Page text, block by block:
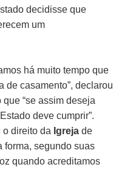
decidisse que
um
há muito tempo que
de casamento”, declarou
“se assim deseja
deve cumprir”.
o direito da Igreja de
forma, segundo suas
quando acreditamos